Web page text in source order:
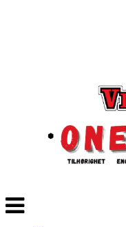
Veksle
navigasjon